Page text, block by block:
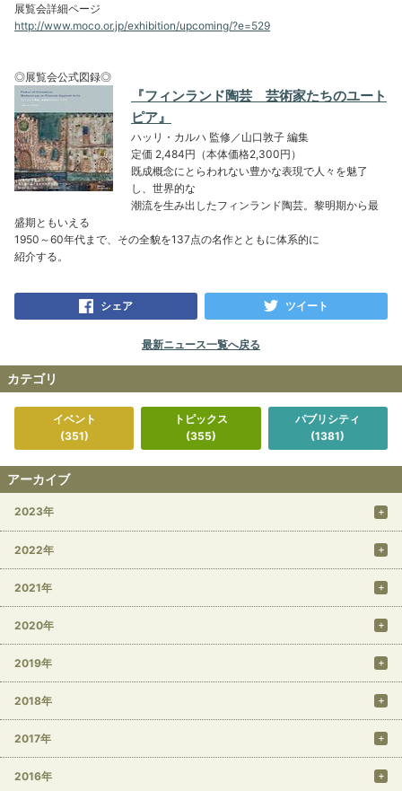
展覧会詳細ページ
http://www.moco.or.jp/exhibition/upcoming/?e=529
◎展覧会公式図録◎
『フィンランド陶芸 芸術家たちのユート
ピア』
ハッリ・カルハ 監修／山口敦子 編集
定価 2,484円（本体価格2,300円）
既成概念にとらわれない豊かな表現で人々を魅了
し、世界的な
潮流を生み出したフィンランド陶芸。黎明期から最
盛期ともいえる
1950～60年代まで、その全貌を137点の名作とともに体系的に
紹介する。
シェア ツイート
最新ニュース一覧へ戻る
カテゴリ
イベント
(351)
トピックス
(355)
パブリシティ
(1381)
アーカイブ
2023年
2022年
2021年
2020年
2019年
2018年
2017年
2016年